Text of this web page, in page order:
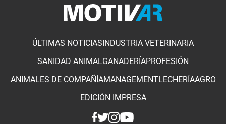
ÚLTIMAS NOTICIASINDUSTRIA VETERINARIA
SANIDAD ANIMALGANADERÍAPROFESIÓN
ANIMALES DE COMPAÑÍAMANAGEMENTLECHERÍAAGRO
EDICIÓN IMPRESA